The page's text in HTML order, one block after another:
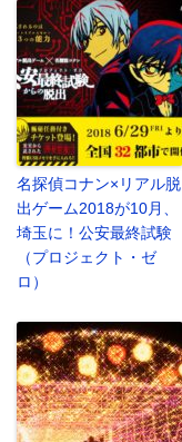
名探偵コナン×リアル脱
出ゲーム2018が10月、
埼玉に！公安最終試験
（プロジェクト・ゼ
ロ）